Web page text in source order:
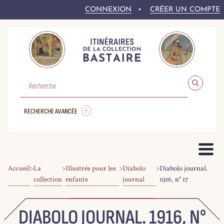
CONNEXION CRÉER UN COMPTE
RECHERCHE AVANCÉE
PRÉSENTATION DU PROJET
PARCOURIR LE CORPUS
RECHERCHER DANS LE CORPUS
EXPLOITER LE CORPUS
Accueil>La
collection
>Illustrés pour les
enfants
>Diabolo
journal
>Diabolo journal.
1916, n° 17
DIABOLO JOURNAL. 1916, N°